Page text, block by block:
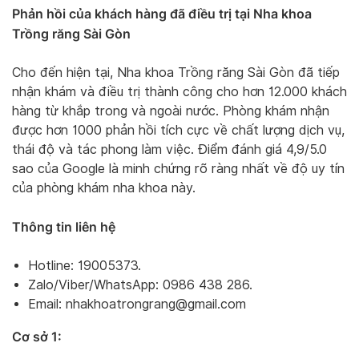
Phản hồi của khách hàng đã điều trị tại Nha khoa
Trồng răng Sài Gòn
Cho đến hiện tại, Nha khoa Trồng răng Sài Gòn đã tiếp
nhận khám và điều trị thành công cho hơn 12.000 khách
hàng từ khắp trong và ngoài nước. Phòng khám nhận
được hơn 1000 phản hồi tích cực về chất lượng dịch vụ,
thái độ và tác phong làm việc. Điểm đánh giá 4,9/5.0
sao của Google là minh chứng rõ ràng nhất về độ uy tín
của phòng khám nha khoa này.
Thông tin liên hệ
Hotline: 19005373.
Zalo/Viber/WhatsApp: 0986 438 286.
Email: nhakhoatrongrang@gmail.com
Cơ sở 1: